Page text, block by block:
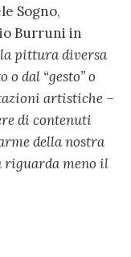
Sogno,
Burruni in
la pittura diversa
dal “gesto” o
artistiche –
di contenuti
della nostra
riguarda meno il